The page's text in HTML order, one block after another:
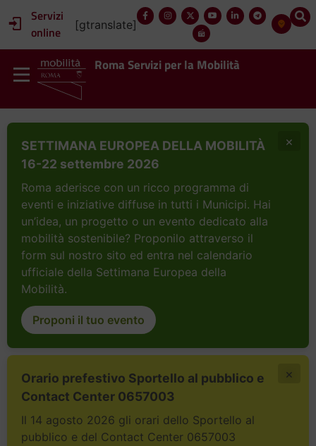
Servizi
online
[gtranslate]
Roma Servizi per la Mobilità
SETTIMANA EUROPEA DELLA MOBILITÀ
16-22 settembre 2026
Roma aderisce con un ricco programma di
eventi e iniziative diffuse in tutti i Municipi. Hai
un’idea, un progetto o un evento dedicato alla
mobilità sostenibile? Proponilo attraverso il
form sul nostro sito ed entra nel calendario
ufficiale della Settimana Europea della
Mobilità.
Proponi il tuo evento
×
Orario prefestivo Sportello al pubblico e
Contact Center 0657003
Il 14 agosto 2026 gli orari dello Sportello al
pubblico e del Contact Center 0657003
×